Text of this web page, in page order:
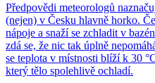
Předpovědi meteorologů
(nejen) v Česku hlavně horko.
nápoje a snaží se zchladit v
zdá se, že nic tak úplně
se teplota v místnosti blíží k 30
který tělo spolehlivě ochladí.